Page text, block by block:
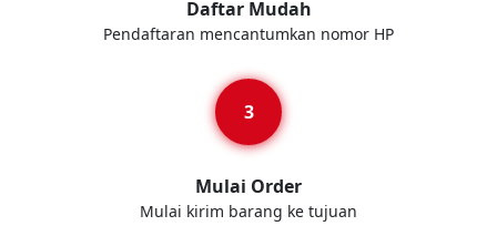
Daftar Mudah
Pendaftaran mencantumkan nomor HP
Mulai Order
Mulai kirim barang ke tujuan